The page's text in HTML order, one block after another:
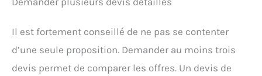
Il est fortement conseillé de ne pas se contenter
d’une seule proposition. Demander au moins trois
devis permet de comparer les offres. Un devis de